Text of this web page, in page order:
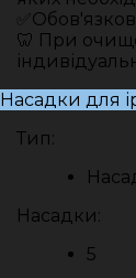
🦷 При
Насадки для
Тип:
Насадки:
5